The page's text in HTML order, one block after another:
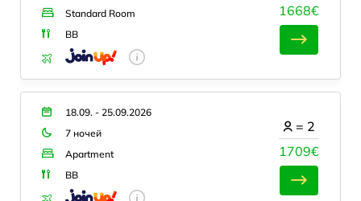
Standard Room
BB
1668€
18.09. - 25.09.2026
7 ночей
Apartment
BB
1709€
= 2